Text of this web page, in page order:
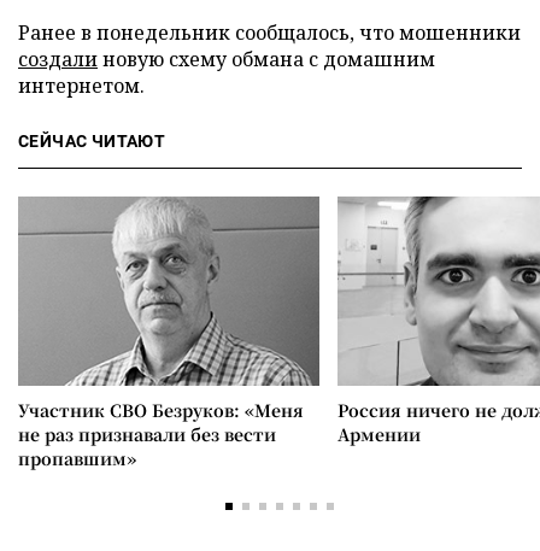
Ранее в понедельник сообщалось, что мошенники
создалиновую схему обмана с домашним
интернетом.
СЕЙЧАС ЧИТАЮТ
Участник СВО Безруков: «Меня
не раз признавали без вести
пропавшим»
Россия ничего не
Армении